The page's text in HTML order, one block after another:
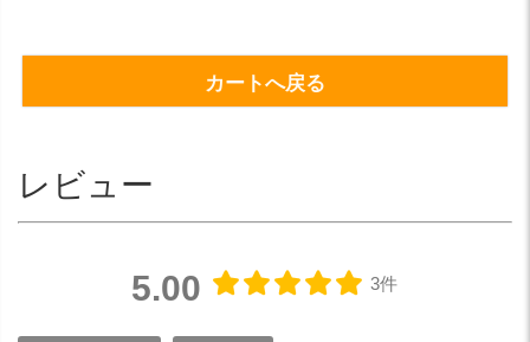
カートへ戻る
レビュー
5.00 3件